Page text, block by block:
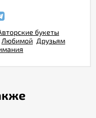
букеты
Любимой Друзьям